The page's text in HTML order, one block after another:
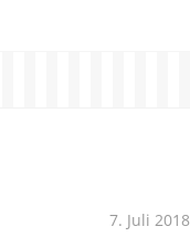
7. Juli 2018